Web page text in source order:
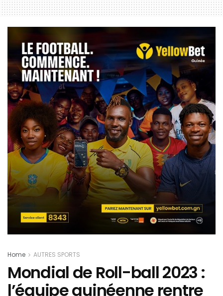
Home AUTRES SPORTS
Mondial de Roll-ball 2023 :
l’équipe guinéenne rentre